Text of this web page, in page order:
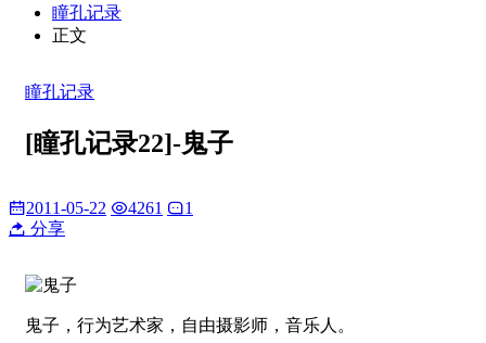
瞳孔记录
正文
瞳孔记录
[瞳孔记录22]-鬼子
2011-05-22 4261
1
分享
鬼子，行为艺术家，自由摄影师，音乐人。